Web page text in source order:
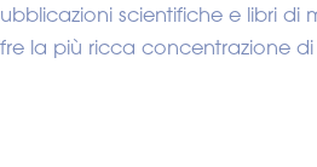
scientifiche e libri di
la più ricca concentrazione